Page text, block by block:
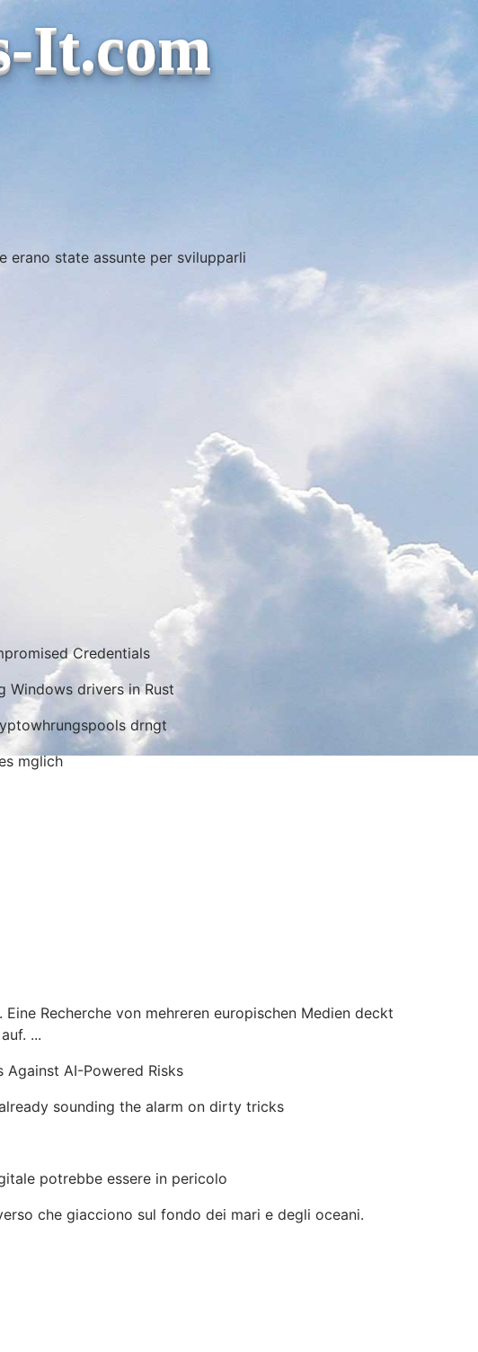
It.com
erano state assunte per svilupparli
Credentials
Windows drivers in Rust
drngt
mglich
Recherche von mehreren europischen Medien deckt
...
Against AI-Powered Risks
sounding the alarm on dirty tricks
potrebbe essere in pericolo
che giacciono sul fondo dei mari e degli oceani.